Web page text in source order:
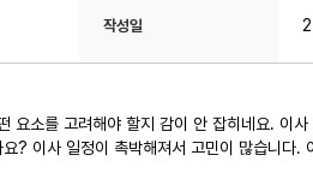
작성일
요소를 고려해야 할지 감이 안 잡히네요.
? 이사 일정이 촉박해져서 고민이 많습니다.